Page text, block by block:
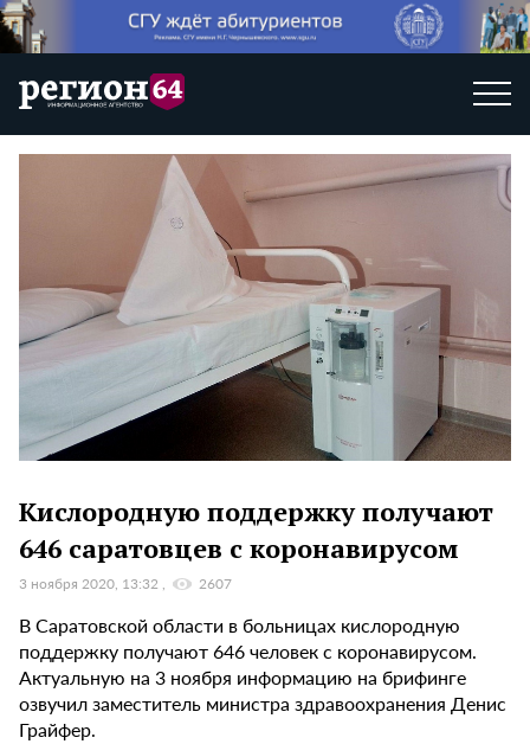
Кислородную поддержку получают
646 саратовцев с коронавирусом
3 ноября 2020, 13:32 2607
В Саратовской области в больницах кислородную
поддержку получают 646 человек с коронавирусом.
Актуальную на 3 ноября информацию на брифинге
озвучил заместитель министра здравоохранения Денис
Грайфер.